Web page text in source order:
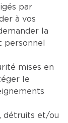
par
à vos
la
personnel
mises en
le
détruits et/ou